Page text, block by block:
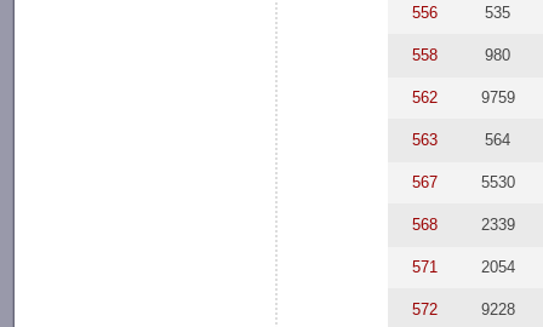
556 535
558 980
562 9759
563 564
567 5530
568 2339
571 2054
572 9228